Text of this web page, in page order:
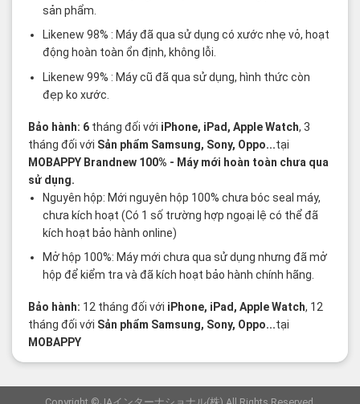
sản phẩm.
Likenew 98% : Máy đã qua sử dụng có xước nhẹ vỏ, hoạt
động hoàn toàn ổn định, không lỗi.
Likenew 99% : Máy cũ đã qua sử dụng, hình thức còn
đẹp ko xước.
Bảo hành: 6 tháng đối với iPhone, iPad, Apple Watch, 3
tháng đối với Sản phẩm Samsung, Sony, Oppo...tại
MOBAPPY Brandnew 100% - Máy mới hoàn toàn chưa qua
sử dụng.
Nguyên hộp: Mới nguyên hộp 100% chưa bóc seal máy,
chưa kích hoạt (Có 1 số trường hợp ngoại lệ có thể đã
kích hoạt bảo hành online)
Mở hộp 100%: Máy mới chưa qua sử dụng nhưng đã mở
hộp để kiểm tra và đã kích hoạt bảo hành chính hãng.
Bảo hành: 12 tháng đối với iPhone, iPad, Apple Watch, 12
tháng đối với Sản phẩm Samsung, Sony, Oppo...tại
MOBAPPY